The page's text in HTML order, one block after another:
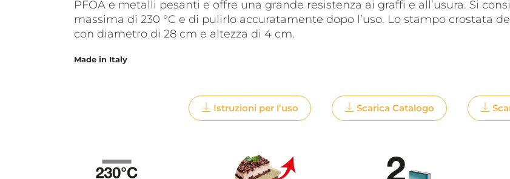
PFOA e metalli pesanti e offre una grande resistenza ai graffi e all’usura. Si
massima di 230 °C e di pulirlo accuratamente dopo l’uso. Lo stampo crostata
con diametro di 28 cm e altezza di 4 cm.
Made in Italy
Istruzioni per l’uso Scarica Catalogo